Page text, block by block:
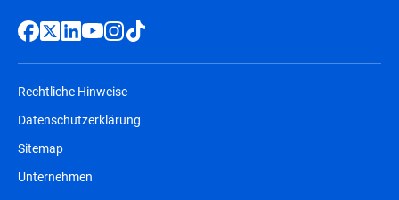
Rechtliche Hinweise
Datenschutzerklärung
Sitemap
Unternehmen